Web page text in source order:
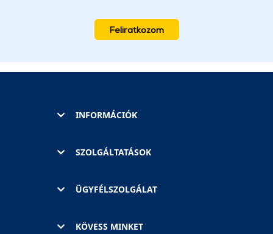
Feliratkozom
INFORMÁCIÓK
SZOLGÁLTATÁSOK
ÜGYFÉLSZOLGÁLAT
KÖVESS MINKET